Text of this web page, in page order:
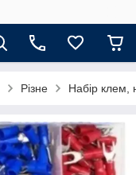
Різне Набір клем,